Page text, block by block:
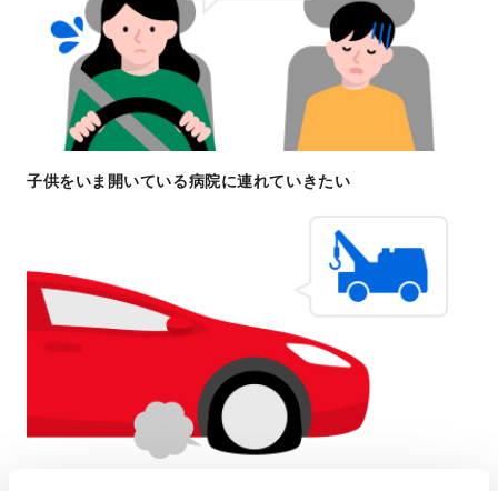
子供をいま開いている病院に連れていきたい